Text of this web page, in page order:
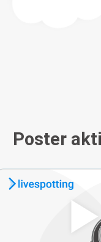
Poster